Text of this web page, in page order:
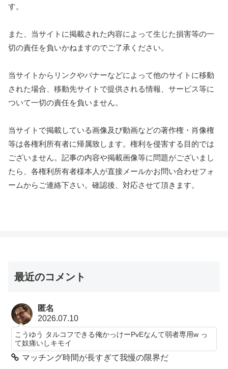
す。
また、当サイトに掲載された内容によって生じた損害等の一
切の責任を負いかねますのでご了承ください。
当サイトからリンクやバナーなどによって他のサイトに移動
された場合、移動先サイトで提供される情報、サービス等に
ついて一切の責任を負いません。
当サイトで掲載している画像及び動画などの著作権・肖像権
等は各権利所有者に帰属致します。権利を侵害する目的では
ございません。記事の内容や掲載画像等に問題がございまし
たら、各権利所有者様本人が直接メールかお問い合わせフォ
ームからご連絡下さい。確認後、対応させて頂きます。
最近のコメント
匿名
2026.07.10
こうゆう タルコフできる俺かっけーPvEなんて弱者専用w っ
て奴痛いしキモイ
マッチング時間が長すぎて我慢の限界だ